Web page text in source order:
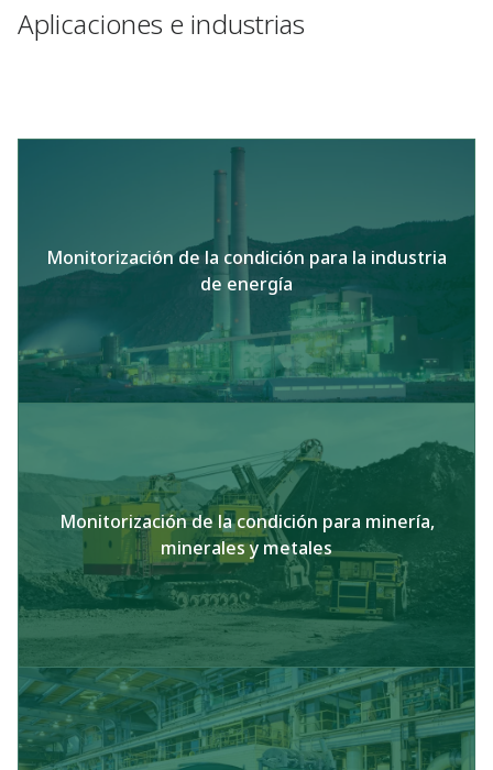
Aplicaciones e industrias
Monitorización de la condición para la industria
de energía
Monitorización de la condición para minería,
minerales y metales